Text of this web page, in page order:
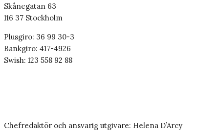
Skånegatan 63
116 37 Stockholm
Plusgiro: 36 99 30-3
Bankgiro: 417-4926
Swish: 123 558 92 88
Chefredaktör och ansvarig utgivare: Helena D’Arcy